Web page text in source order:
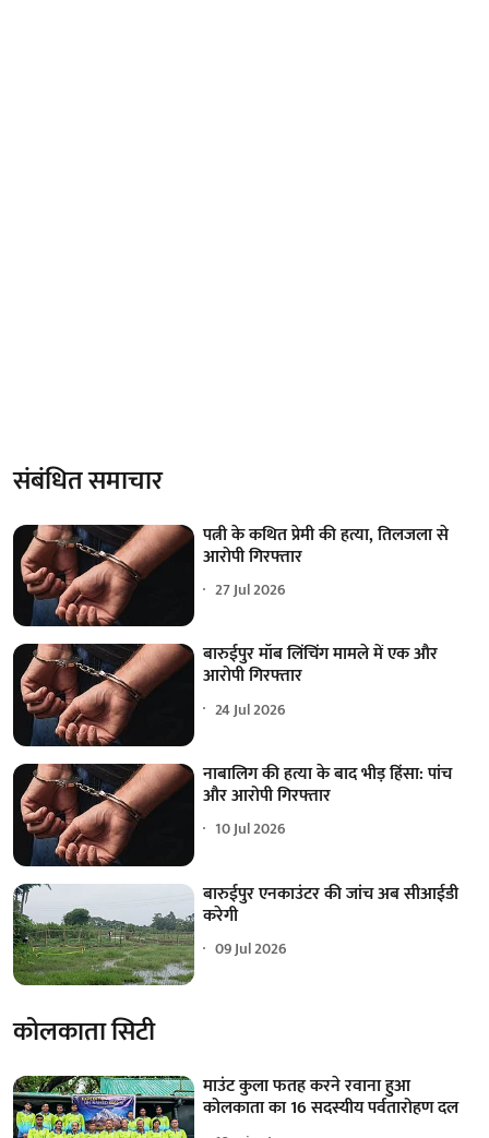
संबंधित समाचार
पत्नी के कथित प्रेमी की हत्या, तिलजला से
आरोपी गिरफ्तार
27 Jul 2026
बारुईपुर मॉब लिंचिंग मामले में एक और
आरोपी गिरफ्तार
24 Jul 2026
नाबालिग की हत्या के बाद भीड़ हिंसा: पांच
और आरोपी गिरफ्तार
10 Jul 2026
बारुईपुर एनकाउंटर की जांच अब सीआईडी
करेगी
09 Jul 2026
कोलकाता सिटी
माउंट कुला फतह करने रवाना हुआ
कोलकाता का 16 सदस्यीय पर्वतारोहण दल